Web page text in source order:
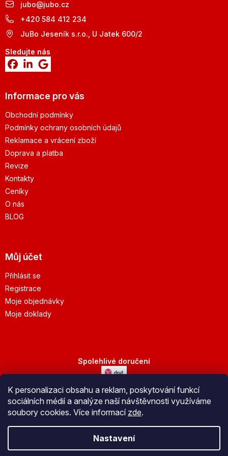
K personalizaci obsahu a reklam, poskytování funkcí
sociálních médií a analýze naší návštěvnosti využíváme
soubory cookies. Více informací zde.
Nastavení
jubo@jubo.cz
+420 584 412 234
JuBo Jeseník s.r.o., U Jatek 600/2
Sledujte nás
Informace pro vás
Obchodní podmínky
Podmínky ochrany osobních údajů
Reklamace a vrácení zboží
Doprava a platba
Revize
Kontakty
Ceníky
O nás
BLOG
Můj účet
Přihlásit se
Registrace
Moje objednávky
Moje doklady
Spolehlivé doručení
Bezpečná platba